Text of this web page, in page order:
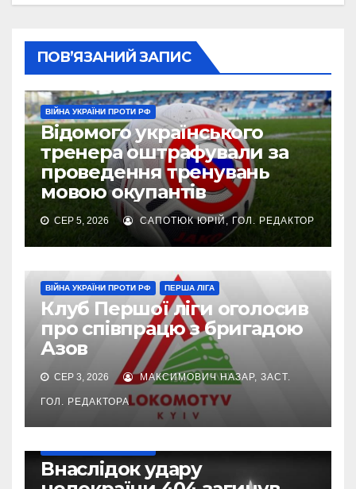
ПОВ’ЯЗАНИЙ ЗАПИС
ВІЙНА УКРАЇНИ ПРОТИ РФ
Відомого українського
тренера оштрафували за
проведення тренувань
мовою окупантів
СЕР 5, 2026 САПОТЮК ЮРІЙ, ГОЛ. РЕДАКТОР
ВІЙНА УКРАЇНИ ПРОТИ РФ ПЕРША ЛІГА
Клуб Першої ліги оголосив
про співпрацю з бригадою
Азов
СЕР 3, 2026 МАКСИМОВИЧ НАЗАР, ЗАСТ.
ГОЛ. РЕДАКТОРА
Внаслідок удару